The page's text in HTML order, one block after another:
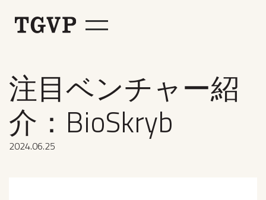
注目ベンチャー紹
介：BioSkryb
2024.06.25